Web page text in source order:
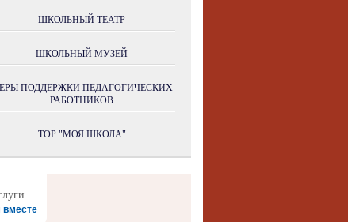
ШКОЛЬНЫЙ ТЕАТР
ШКОЛЬНЫЙ МУЗЕЙ
ПОДДЕРЖКИ ПЕДАГОГИЧЕСКИХ
РАБОТНИКОВ
ТОР "МОЯ ШКОЛА"